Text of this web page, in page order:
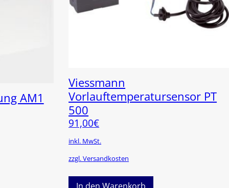
AM1
Viessmann
Vorlauftemperatursensor PT
500
91,00€
inkl. MwSt.
zzgl. Versandkosten